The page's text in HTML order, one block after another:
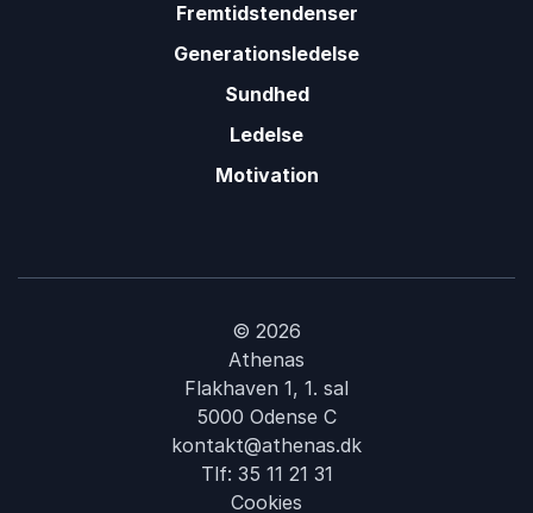
Fremtidstendenser
Generationsledelse
Sundhed
Ledelse
Motivation
© 2026
Athenas
Flakhaven 1, 1. sal
5000 Odense C
kontakt@athenas.dk
Tlf: 35 11 21 31
Cookies